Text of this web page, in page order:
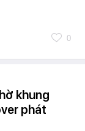
0
khung
phát